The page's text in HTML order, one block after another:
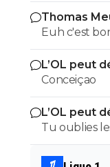
Thomas
signature à
Euh c'est
belges 🤣
L’OL peut
Fonseca
Conceiçao
L’OL peut
Fonseca
Tu oublies